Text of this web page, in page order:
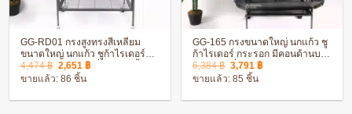
GG-RD01 กรงสูงทรงสี่เหลี่ยม
ขนาดใหญ่ นกแก้ว ชูก้าไรเดอร์
กระรอก พร้อมล้อเลื่อน และชั้น
วางของ
4,474฿ Original
price
was:
2,651 ฿Current
ขายแล้ว: 86 ชิ้น
GG-165 กรงขนาดใหญ่ นกแก้ว ชู
ก้าไรเดอร์ กระรอก มีคอนด้านบน
พร้อมล้อเลื่อน และถาดกันเศษ
อาหาร
6,384฿ Original
price
was:
3,791 ฿Current
ขายแล้ว: 85 ชิ้น